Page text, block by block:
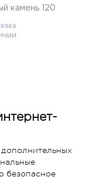
камень 120
безопасное